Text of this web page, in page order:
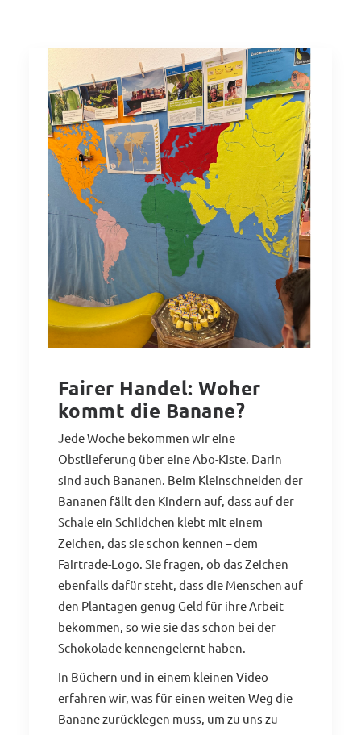
Fairer Handel: Woher
kommt die Banane?
Jede Woche bekommen wir eine
Obstlieferung über eine Abo-Kiste. Darin
sind auch Bananen. Beim Kleinschneiden der
Bananen fällt den Kindern auf, dass auf der
Schale ein Schildchen klebt mit einem
Zeichen, das sie schon kennen – dem
Fairtrade-Logo. Sie fragen, ob das Zeichen
ebenfalls dafür steht, dass die Menschen auf
den Plantagen genug Geld für ihre Arbeit
bekommen, so wie sie das schon bei der
Schokolade kennengelernt haben.
In Büchern und in einem kleinen Video
erfahren wir, was für einen weiten Weg die
Banane zurücklegen muss, um zu uns zu